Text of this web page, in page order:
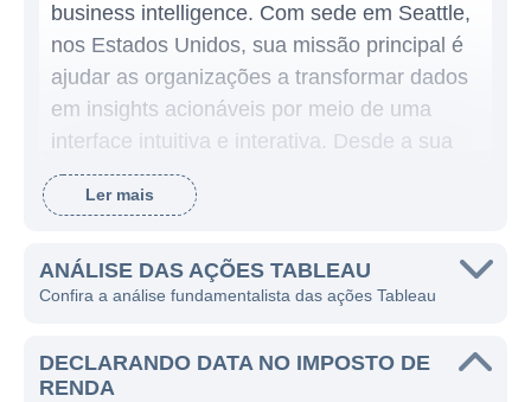
business intelligence. Com sede em Seattle,
nos Estados Unidos, sua missão principal é
ajudar as organizações a transformar dados
em insights acionáveis por meio de uma
interface intuitiva e interativa. Desde a sua
fundação, a Tableau tem se destacado pelo
desenvolvimento de ferramentas que
de uma maneira simples e acessível,
promovendo uma cultura de dados entre
Os produtos oferecidos pela Tableau são
Ler mais
ANÁLISE DAS AÇÕES TABLEAU
Confira a análise fundamentalista das ações Tableau
DECLARANDO DATA NO IMPOSTO DE
RENDA